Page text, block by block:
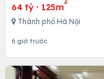
64 tỷ · 125m
Thành phố Hà Nội
6 giờ trước